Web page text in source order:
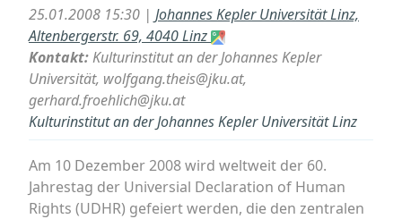
25.01.2008 15:30 | Johannes Kepler Universität Linz,
Altenbergerstr. 69, 4040 Linz
Kontakt:Kulturinstitut an der Johannes Kepler
Universität, wolfgang.theis@jku.at,
gerhard.froehlich@jku.at
Kulturinstitut an der Johannes Kepler Universität Linz
Am 10 Dezember 2008 wird weltweit der 60.
Jahrestag der Universial Declaration of Human
Rights (UDHR) gefeiert werden, die den zentralen